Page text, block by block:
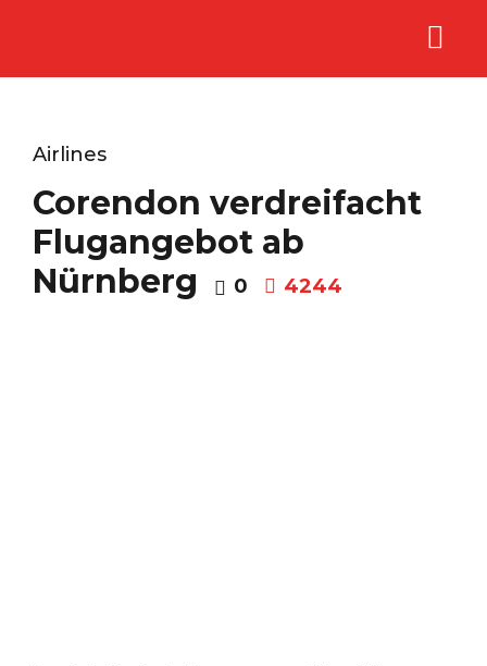
Airlines
Corendon verdreifacht
Flugangebot ab
Nürnberg
0 4244